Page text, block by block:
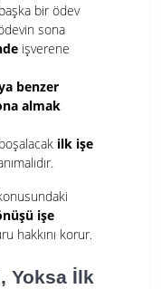
bir ödev
sona
işverene
benzer
almak
ilk işe
işe
hakkını korur.
Yoksa İlk